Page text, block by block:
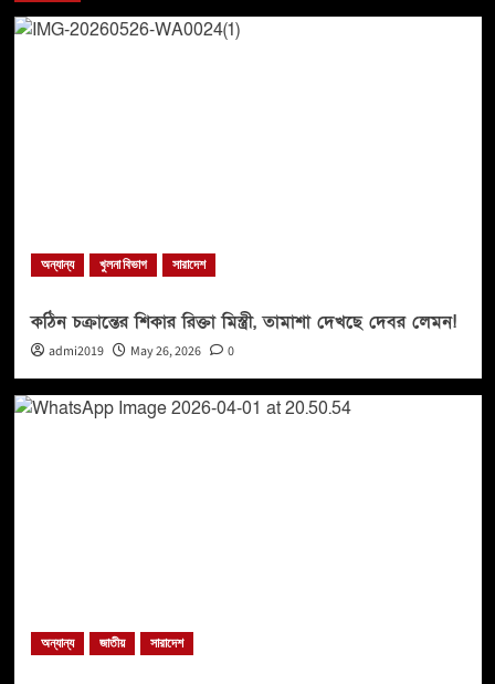
অন্যান্য খুলনা বিভাগ সারাদেশ
কঠিন চক্রান্তের শিকার রিক্তা মিস্ত্রী, তামাশা দেখছে দেবর লেমন!
admi2019 May 26, 2026 0
অন্যান্য জাতীয় সারাদেশ